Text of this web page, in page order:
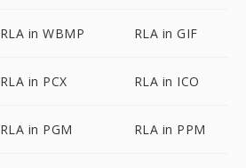
RLA in WBMP RLA in GIF
RLA in PCX RLA in ICO
RLA in PGM RLA in PPM